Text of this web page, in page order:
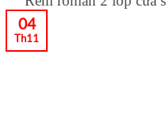
04
Th11